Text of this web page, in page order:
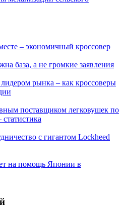
– экономичный кроссовер
база, а не громкие заявления
рынка – как кроссоверы
поставщиком легковушек по
с гигантом Lockheed
на помощь Японии в